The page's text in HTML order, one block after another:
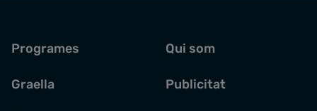
Programes
Graella
Qui som
Publicitat